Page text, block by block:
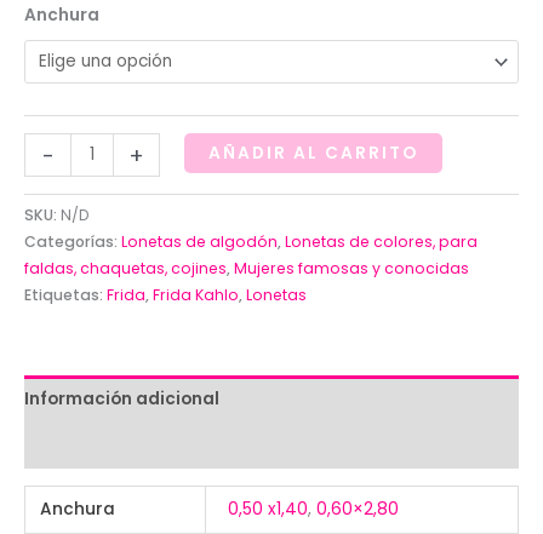
Anchura
-
de
Frida
con
fondo
natural
+ AÑADIR AL CARRITO
SKU: N/D
Categorías: Lonetas de algodón,Lonetas de colores, para
faldas, chaquetas, cojines,Mujeres famosas y conocidas
Etiquetas: Frida,Frida Kahlo,Lonetas
Información adicional
Anchura 0,50 x1,40,0,60×2,80